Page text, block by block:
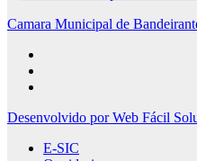
Camara Municipal de
Desenvolvido por Web Fácil
E-SIC